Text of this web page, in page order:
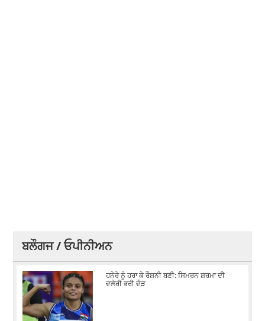
ਬਲੌਗਜ / ਓਪੀਨੀਅਨ
ਹਨੇਰੇ ਨੂੰ ਹਰਾ ਕੇ ਰੌਸ਼ਨੀ ਬਣੀ: ਸਿਮਰਨ ਸ਼ਰਮਾ ਦੀ
ਦਲੇਰੀ ਭਰੀ ਦੌੜ